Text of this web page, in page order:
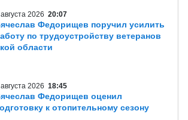
2026 20:07
Федорищев поручил усилить
по трудоустройству ветеранов
области
2026 18:45
Федорищев оценил
к отопительному сезону